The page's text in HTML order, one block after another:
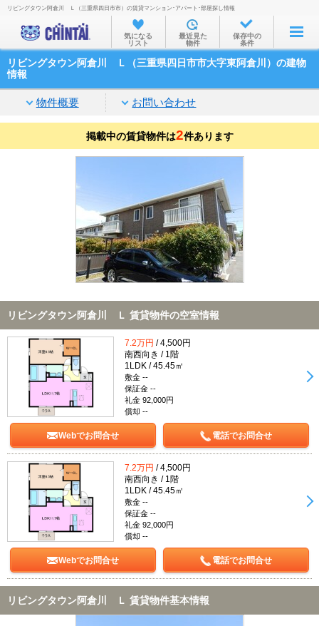
お部屋を探す
沿線・駅から
家賃相場から
通勤通学時間から
物件特集から
不動産会社から
TOP
リビングタウン阿倉川 Ｌ（三重県四日市市）の賃貸マンション･アパート･部屋探し情報
気になる
リスト
最近見た
物件
保存中の
条件
リビングタウン阿倉川 Ｌ（三重県四日市市大字東阿倉川）の建物
情報
物件概要 お問い合わせ
掲載中の賃貸物件は2件あります
リビングタウン阿倉川 Ｌ 賃貸物件の空室情報
7.2万円 / 4,500円
南西向き / 1階
1LDK / 45.45㎡
敷金 --
保証金 --
礼金 92,000円
償却 --
Webでお問合せ 電話でお問合せ
7.2万円 / 4,500円
南西向き / 1階
1LDK / 45.45㎡
敷金 --
保証金 --
礼金 92,000円
償却 --
Webでお問合せ 電話でお問合せ
リビングタウン阿倉川 Ｌ 賃貸物件基本情報